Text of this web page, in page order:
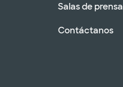
Salas de prensa
Contáctanos